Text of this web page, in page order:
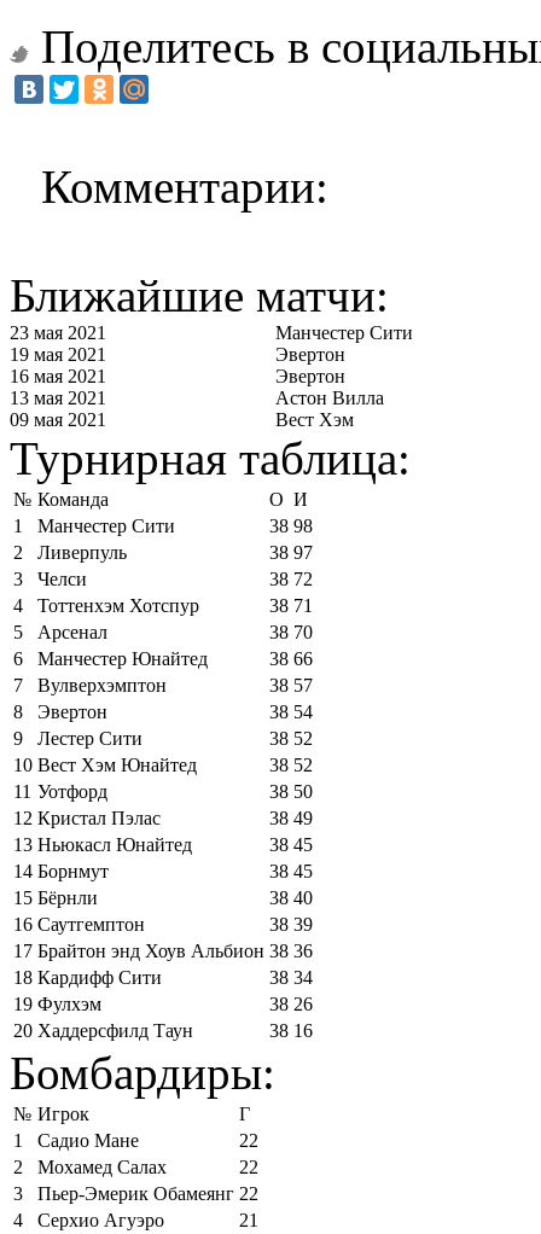
Поделитесь в
Комментарии:
Ближайшие матчи:
23 мая 2021
Манчестер Сити
19 мая 2021
Эвертон
16 мая 2021
Эвертон
13 мая 2021
Астон Вилла
09 мая 2021
Вест Хэм
Турнирная таблица:
№ Команда О И
1
Манчестер Сити 38 98
2
Ливерпуль 38 97
3
Челси 38 72
4
Тоттенхэм Хотспур 38 71
5
Арсенал 38 70
6
Манчестер Юнайтед 38 66
7
Вулверхэмптон 38 57
8
Эвертон 38 54
9
Лестер Сити 38 52
10 Вест Хэм Юнайтед 38 52
11 Уотфорд 38 50
12 Кристал Пэлас 38 49
13 Ньюкасл Юнайтед 38 45
14 Борнмут 38 45
15 Бёрнли 38 40
16 Саутгемптон 38 39
17 Брайтон энд Хоув Альбион 38 36
18 Кардифф Сити 38 34
19 Фулхэм 38 26
20 Хаддерсфилд Таун 38 16
Бомбардиры:
№ Игрок
Г
1
Садио Мане
22
2
Мохамед Салах
22
3
Пьер-Эмерик Обамеянг 22
4
Серхио Агуэро
21